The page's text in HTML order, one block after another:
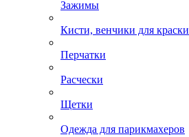
Зажимы
Кисти, венчики для краски
Перчатки
Расчески
Щетки
Одежда для парикмахеров